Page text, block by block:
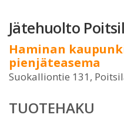
Jätehuolto
Haminan
pienjäteasema
Suokalliontie 131,
TUOTEHAKU